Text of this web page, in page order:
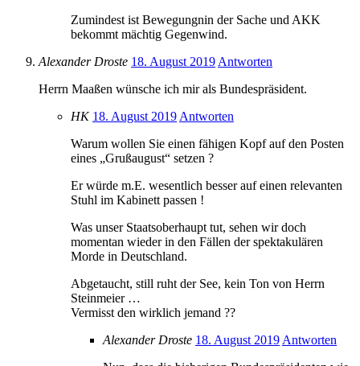
Zumindest ist Bewegungnin der Sache und AKK
bekommt mächtig Gegenwind.
Alexander Droste 18. August 2019 Antworten
Herrn Maaßen wünsche ich mir als Bundespräsident.
HK 18. August 2019 Antworten
Warum wollen Sie einen fähigen Kopf auf den Posten
eines „Grußaugust“ setzen ?
Er würde m.E. wesentlich besser auf einen relevanten
Stuhl im Kabinett passen !
Was unser Staatsoberhaupt tut, sehen wir doch
momentan wieder in den Fällen der spektakulären
Morde in Deutschland.
Abgetaucht, still ruht der See, kein Ton von Herrn
Steinmeier …
Vermisst den wirklich jemand ??
Alexander Droste 18. August 2019 Antworten